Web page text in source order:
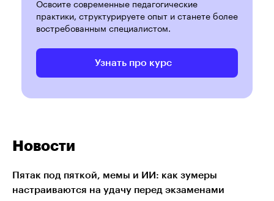
Освоите современные педагогические
практики, структурируете опыт и станете более
востребованным специалистом.
Узнать про курс
Новости
Пятак под пяткой, мемы и ИИ: как зумеры
настраиваются на удачу перед экзаменами